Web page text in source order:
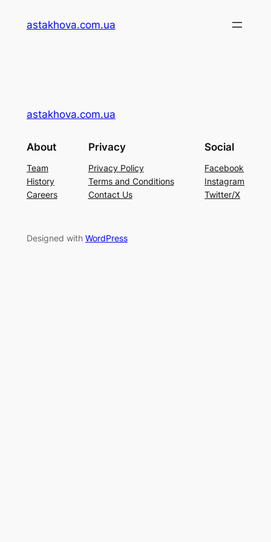
astakhova.com.ua
astakhova.com.ua
About
Team
History
Careers
Privacy
Privacy Policy
Terms and Conditions
Contact Us
Social
Facebook
Instagram
Twitter/X
Designed with WordPress